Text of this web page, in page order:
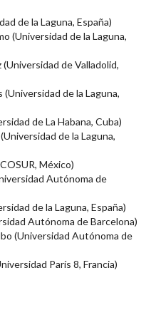
de la Laguna, España)
(Universidad de la Laguna,
de Valladolid,
de la Laguna,
de La Habana, Cuba)
de la Laguna,
México)
Autónoma de
de la Laguna, España)
Autónoma de Barcelona)
(Universidad Autónoma de
París 8, Francia)